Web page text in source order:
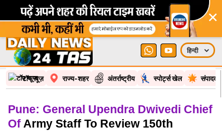
×
टॉप न्यूज़ राज्य-शहर अंतर्राष्ट्रीय स्पोर्ट्स खेल
Pune: General Upendra Dwivedi Chief
Of Army Staff To Review 150th